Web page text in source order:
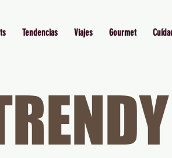
Tendencias Viajes Gourmet